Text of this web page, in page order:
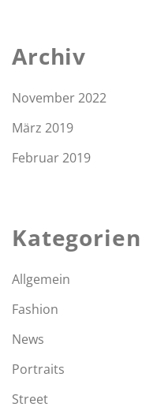
Archiv
November 2022
März 2019
Februar 2019
Kategorien
Allgemein
Fashion
News
Portraits
Street